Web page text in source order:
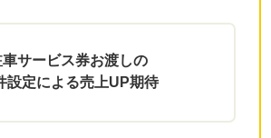
車サービス券お渡しの
設定による売上UP期待